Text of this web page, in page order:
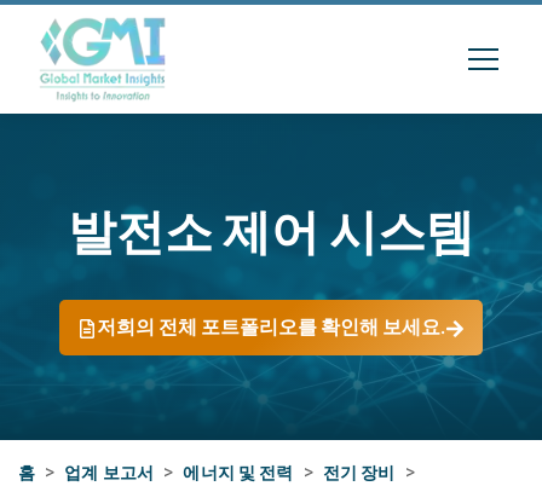
발전소 제어 시스템
저희의 전체 포트폴리오를 확인해 보세요.
홈 > 업계 보고서 > 에너지 및 전력 > 전기 장비 >